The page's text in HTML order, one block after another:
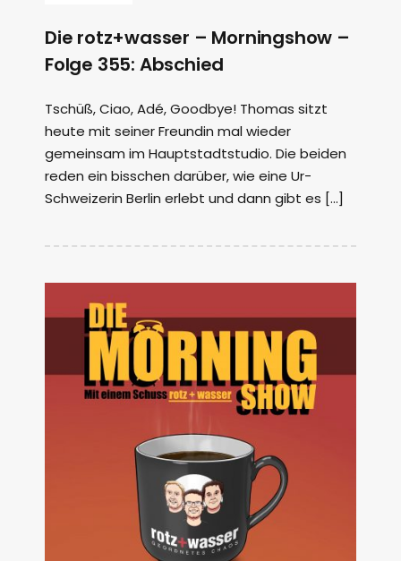
Die rotz+wasser – Morningshow –
Folge 355: Abschied
Tschüß, Ciao, Adé, Goodbye! Thomas sitzt
heute mit seiner Freundin mal wieder
gemeinsam im Hauptstadtstudio. Die beiden
reden ein bisschen darüber, wie eine Ur-
Schweizerin Berlin erlebt und dann gibt es […]